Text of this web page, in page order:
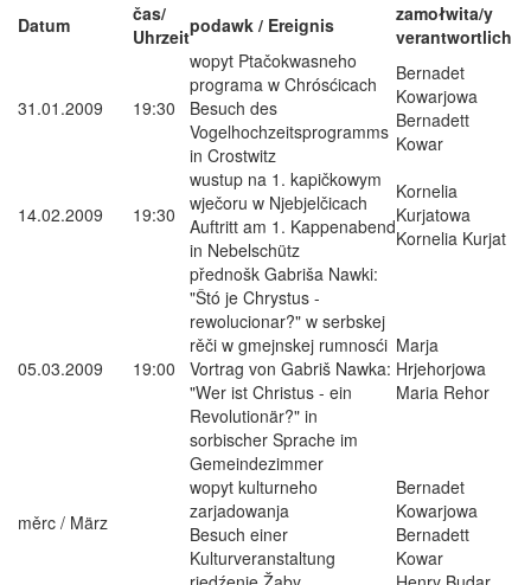
Datum
čas/
Uhrzeitpodawk / Ereignis
zamołwita/y
verantwortlich
31.01.2009 19:30
wopyt Ptačokwasneho
programa w Chrósćicach
Besuch des
Vogelhochzeitsprogramms
in Crostwitz
Bernadet
Kowarjowa
Bernadett
Kowar
14.02.2009 19:30
wustup na 1. kapičkowym
wječoru w Njebjelčicach
Auftritt am 1. Kappenabend
in Nebelschütz
Kornelia
Kurjatowa
Kornelia Kurjat
05.03.2009 19:00
přednošk Gabriša Nawki:
"Štó je Chrystus -
rewolucionar?" w serbskej
rěči w gmejnskej rumnosći
Vortrag von Gabriš Nawka:
"Wer ist Christus - ein
Revolutionär?" in
sorbischer Sprache im
Gemeindezimmer
Marja
Hrjehorjowa
Maria Rehor
měrc / März
wopyt kulturneho
zarjadowanja
Besuch einer
Kulturveranstaltung
Bernadet
Kowarjowa
Bernadett
Kowar